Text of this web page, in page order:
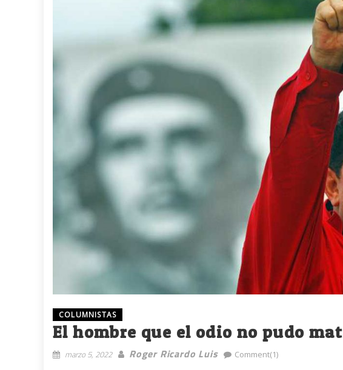
COLUMNISTAS
El hombre que el odio no pudo
marzo 5, 2022 Roger Ricardo Luis Comment(1)